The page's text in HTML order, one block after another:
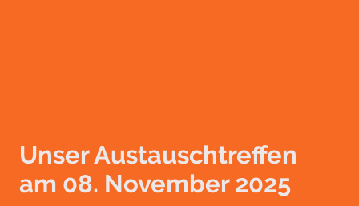
Unser Austauschtreffen
am 08. November 2025